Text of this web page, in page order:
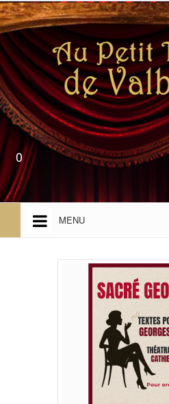
0
MENU
PROGRAMMATION TOUT PUBLIC
COURS & ATELIERS